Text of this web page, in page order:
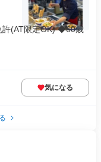
(AT限定OK) ◆60歳
気になる